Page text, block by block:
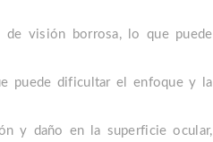
de visión borrosa, lo que puede
puede dificultar el enfoque y la
y daño en la superficie ocular,